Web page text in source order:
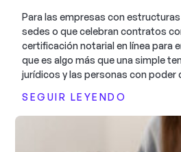
Para las empresas con
sedes o que celebran contratos
certificación notarial en línea para
que es algo más que una simple
jurídicos y las personas con poder
SEGUIR LEYENDO